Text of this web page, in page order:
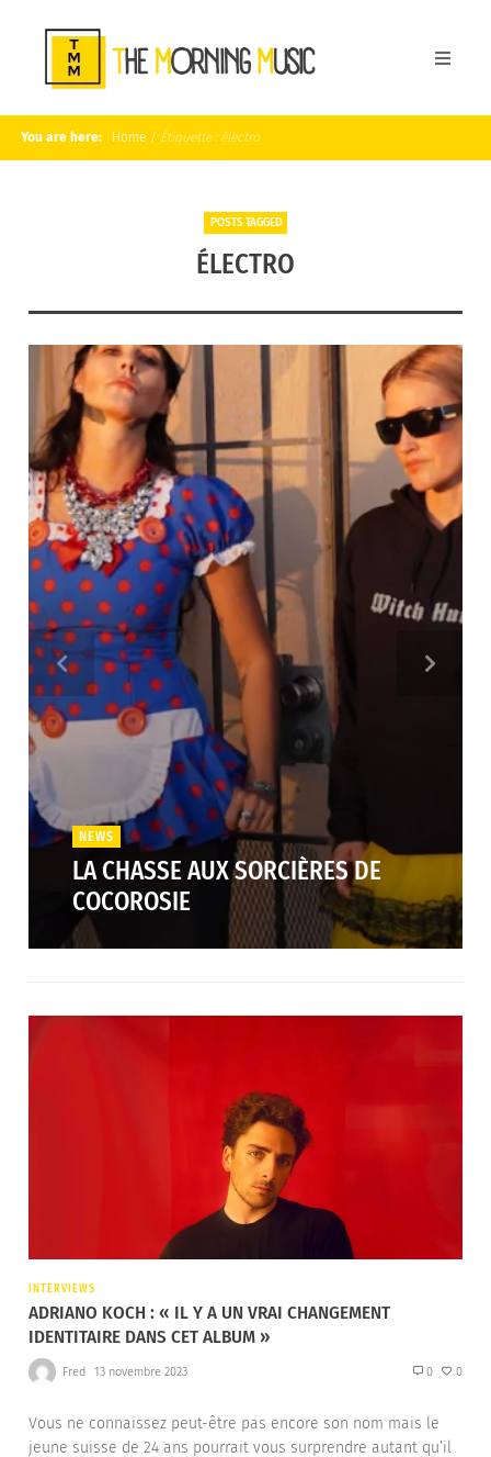
You are here: Home / Étiquette : électro
POSTS TAGGED
ÉLECTRO
NEWS
LA CHASSE AUX SORCIÈRES DE
COCOROSIE
INTERVIEWS
ADRIANO KOCH : « IL Y A UN VRAI CHANGEMENT
IDENTITAIRE DANS CET ALBUM »
Fred 13 novembre 2023 0 0
Vous ne connaissez peut-être pas encore son nom mais le
jeune suisse de 24 ans pourrait vous surprendre autant qu’il